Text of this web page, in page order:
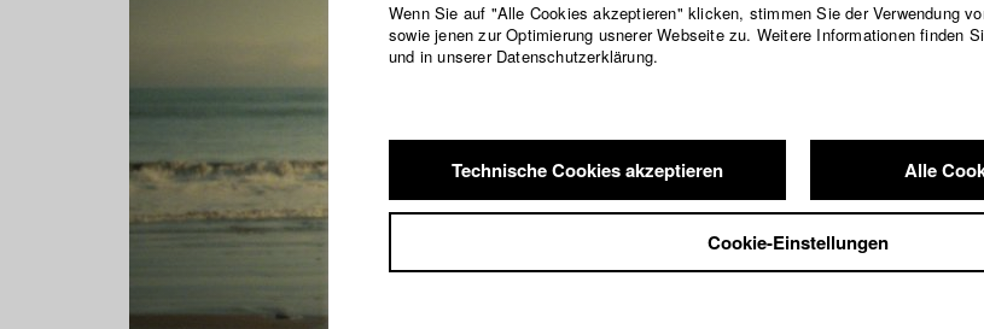
Wenn Sie auf "Alle Cookies akzeptieren" klicken, stimmen Sie der Verwendung
sowie jenen zur Optimierung usnerer Webseite zu. Weitere Informationen finden
und in unserer Datenschutzerklärung.
Technische Cookies akzeptieren Alle
Cookie-Einstellungen